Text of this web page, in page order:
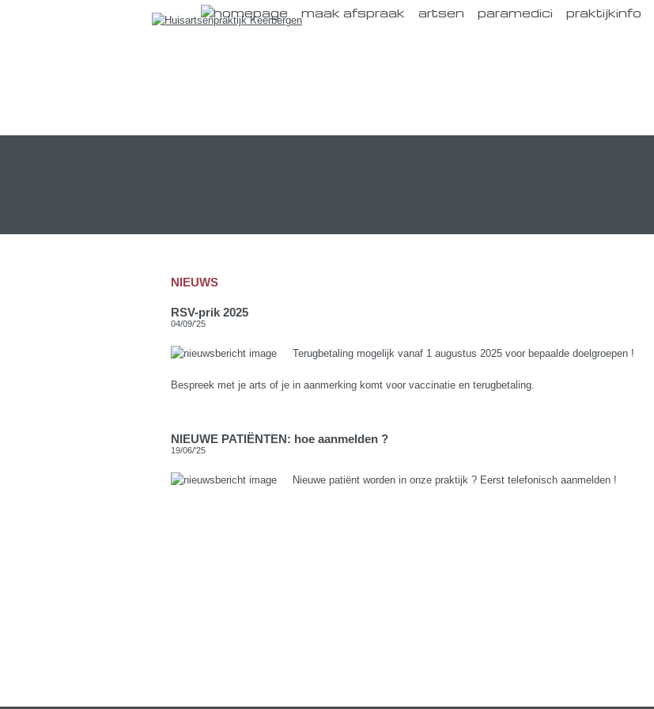
maak afspraak artsen paramedici praktijkinfo
NIEUWS
RSV-prik 2025
04/09/'25
Terugbetaling mogelijk vanaf 1 augustus 2025 voor bepaalde doelgroepen !
Bespreek met je arts of je in aanmerking komt voor vaccinatie en terugbetaling.
NIEUWE PATIËNTEN: hoe aanmelden ?
19/06/'25
Nieuwe patiënt worden in onze praktijk ? Eerst telefonisch aanmelden !